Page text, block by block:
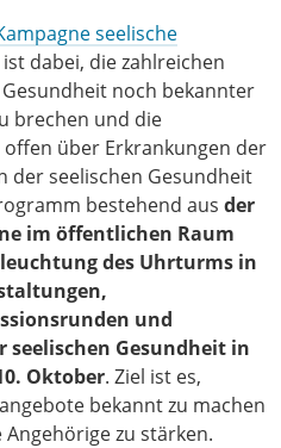
seelische
ist dabei, die zahlreichen
noch bekannter
brechen und die
über Erkrankungen der
der seelischen Gesundheit
bestehend aus der
im öffentlichen Raum
des Uhrturms in
und
seelischen Gesundheit in
Oktober. Ziel ist es,
bekannt zu machen
zu stärken.